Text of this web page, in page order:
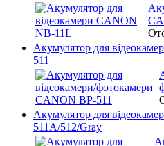
Акумулятор для
511
Акумулятор для
511A/512/Gray